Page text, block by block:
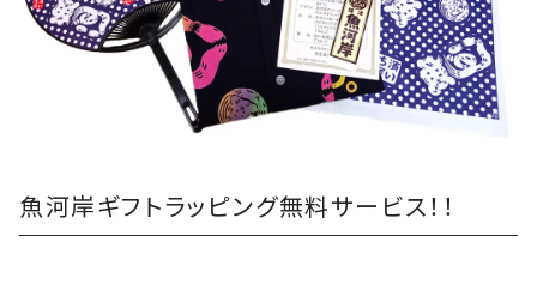
魚河岸ギフトラッピング無料サービス！！